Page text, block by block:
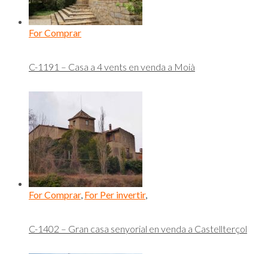
For Comprar
C-1191 – Casa a 4 vents en venda a Moià
For Comprar, For Per invertir,
C-1402 – Gran casa senyorial en venda a Castellterçol